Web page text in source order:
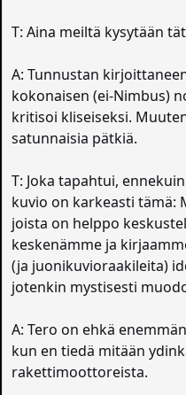
T: Aina meiltä kysytään
A: Tunnustan
kokonaisen (ei-Nimbus)
kritisoi kliseiseksi.
satunnaisia pätkiä.
T: Joka tapahtui,
kuvio on karkeasti tämä:
joista on helppo
keskenämme ja
(ja juonikuvioraakileita)
jotenkin mystisesti
A: Tero on ehkä
kun en tiedä mitään
rakettimoottoreista.